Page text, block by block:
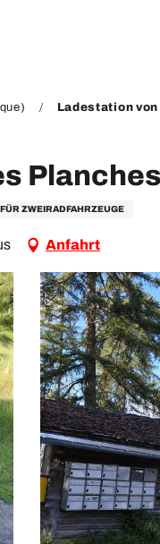
Ladestation
Planches
ZWEIRADFAHRZEUGE
Anfahrt